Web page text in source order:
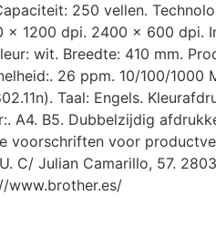
250 vellen.
x 1200 dpi. 2400 x 600 dpi.
wit. Breedte: 410 mm.
26 ppm. 10/100/1000
Taal: Engels.
A4. B5. Dubbelzijdig
voorschriften voor
C/ Julian Camarillo, 57.
www.brother.es/